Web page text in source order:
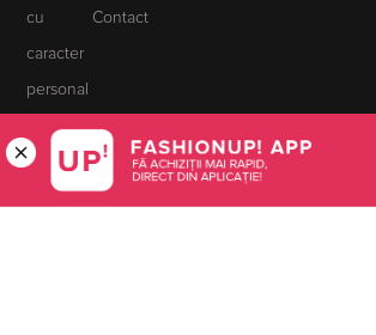
cu
caracter
personal
Formular
retur
Utilizare
Contact